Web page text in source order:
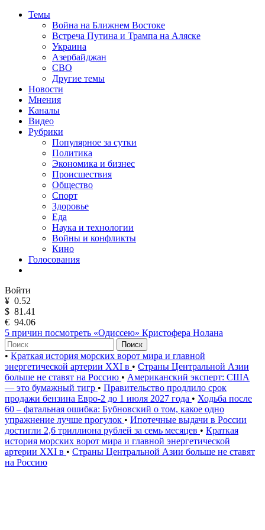
Темы
Война на Ближнем Востоке
Встреча Путина и Трампа на Аляске
Украина
Азербайджан
СВО
Другие темы
Новости
Мнения
Каналы
Видео
Рубрики
Популярное за сутки
Политика
Экономика и бизнес
Происшествия
Общество
Спорт
Здоровье
Еда
Наука и технологии
Войны и конфликты
Кино
Голосования
Войти
¥ 0.52
$ 81.41
€ 94.06
5 причин посмотреть «Одиссею» Кристофера Нолана
Поиск
• Краткая история морских ворот мира и главной
энергетической артерии XXI в • Страны Центральной Азии
больше не ставят на Россию • Американский эксперт: США
— это бумажный тигр • Правительство продлило срок
продажи бензина Евро-2 до 1 июля 2027 года • Ходьба после
60 – фатальная ошибка: Бубновский о том, какое одно
упражнение лучше прогулок • Ипотечные выдачи в России
достигли 2,6 триллиона рублей за семь месяцев • Краткая
история морских ворот мира и главной энергетической
артерии XXI в • Страны Центральной Азии больше не ставят
на Россию